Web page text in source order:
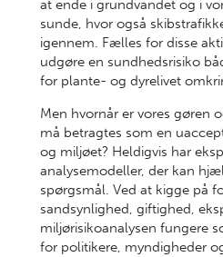
at ende i grundvandet og i
sunde, hvor også
igennem. Fælles for disse
udgøre en sundhedsrisiko
for plante- og dyrelivet
Men hvornår er vores gøren
må betragtes som en
og miljøet? Heldigvis har
analysemodeller, der kan
spørgsmål. Ved at kigge på
sandsynlighed, giftighed,
miljørisikoanalysen fungere
for politikere, myndigheder